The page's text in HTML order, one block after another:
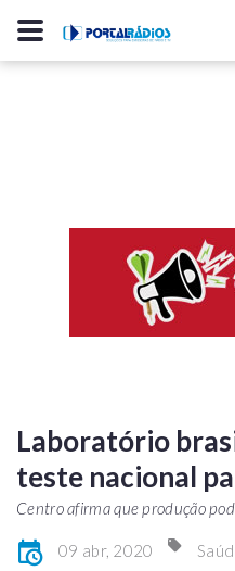
Laboratório
teste nacional
Centro afirma que produção
09 abr, 2020